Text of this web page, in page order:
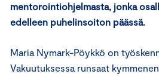
mentorointiohjelmasta, jonka
edelleen puhelinsoiton päässä.
Maria Nymark-Pöykkö on
Vakuutuksessa runsaat